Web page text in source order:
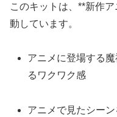
このキットは、**新作
動しています。
アニメに登場する
るワクワク感
アニメで見たシー